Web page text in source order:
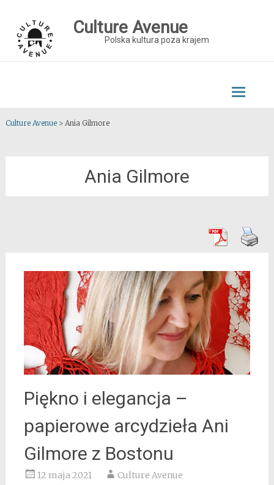
content
Culture Avenue
Polska kultura poza krajem
Culture Avenue> Ania Gilmore
Ania Gilmore
Piękno i elegancja –
papierowe arcydzieła Ani
Gilmore z Bostonu
12 maja 2021 Culture Avenue